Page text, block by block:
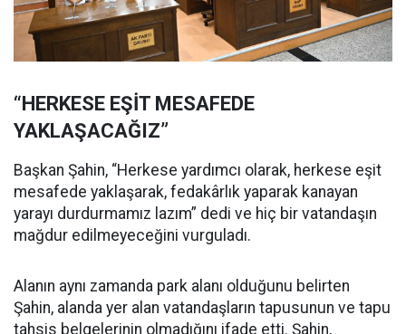
“HERKESE EŞİT MESAFEDE
YAKLAŞACAĞIZ”
Başkan Şahin, “Herkese yardımcı olarak, herkese eşit
mesafede yaklaşarak, fedakârlık yaparak kanayan
yarayı durdurmamız lazım” dedi ve hiç bir vatandaşın
mağdur edilmeyeceğini vurguladı.
Alanın aynı zamanda park alanı olduğunu belirten
Şahin, alanda yer alan vatandaşların tapusunun ve tapu
tahsis belgelerinin olmadığını ifade etti. Şahin,